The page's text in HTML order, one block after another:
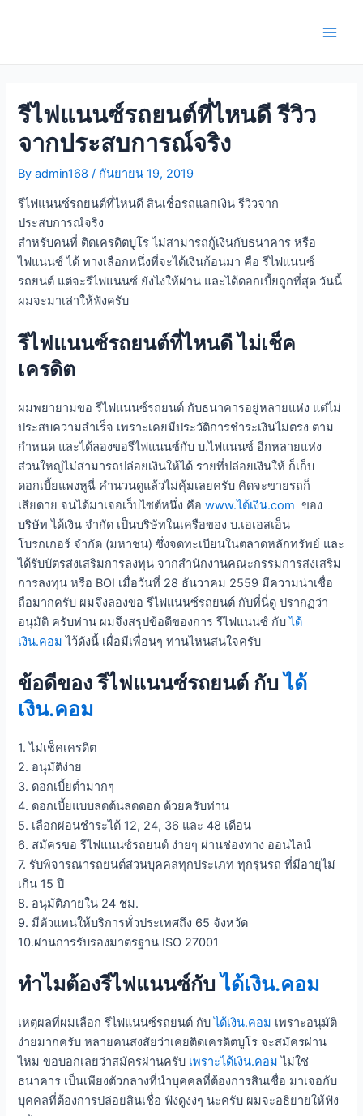
รีไฟแนนซ์รถยนต์ที่ไหนดี รีวิว
จากประสบการณ์จริง
Byadmin168/ กันยายน 19, 2019
รีไฟแนนซ์รถยนต์ที่ไหนดี สินเชื่อรถแลกเงิน รีวิวจาก
ประสบการณ์จริง
สำหรับคนที่ ติดเครดิตบูโร ไม่สามารถกู้เงินกับธนาคาร หรือ
ไฟแนนซ์ ได้ ทางเลือกหนึ่งที่จะได้เงินก้อนมา คือ รีไฟแนนซ์
รถยนต์ แต่จะรีไฟแนนซ์ ยังไงให้ผ่าน และได้ดอกเบี้ยถูกที่สุด วันนี้
ผมจะมาเล่าให้ฟังครับ
รีไฟแนนซ์รถยนต์ที่ไหนดี ไม่เช็ค
เครดิต
ผมพยายามขอ รีไฟแนนซ์รถยนต์ กับธนาคารอยู่หลายแห่ง แต่ไม่
ประสบความสำเร็จ เพราะเคยมีประวัติการชำระเงินไม่ตรง ตาม
กำหนด และได้ลองขอรีไฟแนนซ์กับ บ.ไฟแนนซ์ อีกหลายแห่ง
ส่วนใหญ่ไม่สามารถปล่อยเงินให้ได้ รายที่ปล่อยเงินให้ ก็เก็บ
ดอกเบี้ยแพงหูฉี่ คำนวนดูแล้วไม่คุ้มเลยครับ คิดจะขายรถก็
เสียดาย จนได้มาเจอเว็บไซต์หนึ่ง คือwww.ได้เงิน.com ของ
บริษัท ได้เงิน จำกัด เป็นบริษัทในเครือของ บ.เอเอสเอ็น
โบรกเกอร์ จำกัด (มหาชน) ซึ่งจดทะเบียนในตลาดหลักทรัพย์ และ
ได้รับบัตรส่งเสริมการลงทุน จากสำนักงานคณะกรรมการส่งเสริม
การลงทุน หรือ BOI เมื่อวันที่ 28 ธันวาคม 2559 มีความน่าเชื่อ
ถือมากครับ ผมจึงลองขอ รีไฟแนนซ์รถยนต์ กับที่นี่ดู ปรากฏว่า
อนุมัติ ครับท่าน ผมจึงสรุปข้อดีของการ รีไฟแนนซ์ กับได้
เงิน.คอม ไว้ดังนี้ เผื่อมีเพื่อนๆ ท่านไหนสนใจครับ
ข้อดีของ รีไฟแนนซ์รถยนต์ กับได้
เงิน.คอม
1. ไม่เช็คเครดิต
2. อนุมัติง่าย
3. ดอกเบี้ยต่ำมากๆ
4. ดอกเบี้ยแบบลดต้นลดดอก ด้วยครับท่าน
5. เลือกผ่อนชำระได้ 12, 24, 36 และ 48 เดือน
6. สมัครขอ รีไฟแนนซ์รถยนต์ ง่ายๆ ผ่านช่องทาง ออนไลน์
7. รับพิจารณารถยนต์ส่วนบุคคลทุกประเภท ทุกรุ่นรถ ที่มีอายุไม่
เกิน 15 ปี
8. อนุมัติภายใน 24 ชม.
9. มีตัวแทนให้บริการทั่วประเทศถึง 65 จังหวัด
10.ผ่านการรับรองมาตรฐาน ISO 27001
ทำไมต้องรีไฟแนนซ์กับได้เงิน.คอม
เหตุผลที่ผมเลือก รีไฟแนนซ์รถยนต์ กับได้เงิน.คอม เพราะอนุมัติ
ง่ายมากครับ หลายคนสงสัยว่าเคยติดเครดิตบูโร จะสมัครผ่าน
ไหม ขอบอกเลยว่าสมัครผ่านครับ เพราะได้เงิน.คอม ไม่ใช่
ธนาคาร เป็นเพียงตัวกลางที่นำบุคคลที่ต้องการสินเชื่อ มาเจอกับ
บุคคลที่ต้องการปล่อยสินเชื่อ ฟังดูงงๆ นะครับ ผมจะอธิยายให้ฟัง